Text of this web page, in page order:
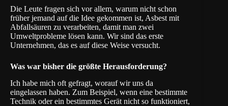
Die Leute fragen sich vor allem, warum nicht schon
früher jemand auf die Idee gekommen ist, Asbest mit
Abfallsäuren zu verarbeiten, damit man zwei
Umweltprobleme lösen kann. Wir sind das erste
Unternehmen, das es auf diese Weise versucht.
Was war bisher die größte Herausforderung?
Ich habe mich oft gefragt, worauf wir uns da
eingelassen haben. Zum Beispiel, wenn eine bestimmte
Technik oder ein bestimmtes Gerät nicht so funktioniert,